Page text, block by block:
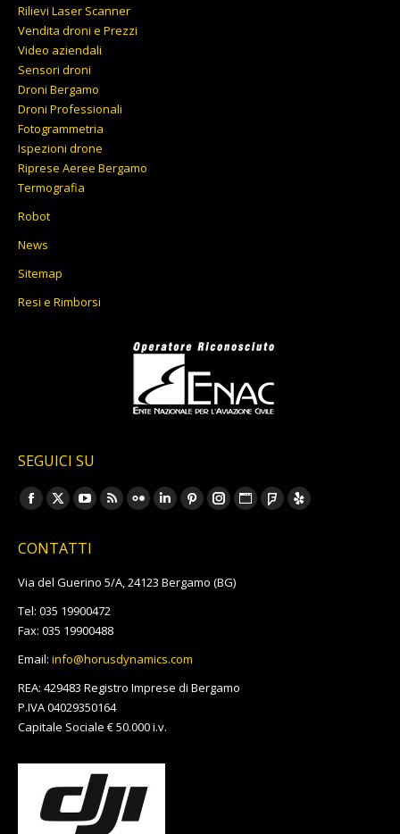
Rilievi Laser Scanner
Vendita droni e Prezzi
Video aziendali
Sensori droni
Droni Bergamo
Droni Professionali
Fotogrammetria
Ispezioni drone
Riprese Aeree Bergamo
Termografia
Robot
News
Sitemap
Resi e Rimborsi
SEGUICI SU
Ci puoi trovare su:
Facebook
opens
in
window
X
opens
in
window
YouTube
opens
in
window
Rss
in
window
Flickr
in
Linkedin
in
Pinterest
in
Instagram
in
Sito Foursquare
Yelp
CONTATTI
Via del Guerino 5/A, 24123 Bergamo (BG)
Tel: 035 19900472
Fax: 035 19900488
Email: info@horusdynamics.com
REA: 429483 Registro Imprese di Bergamo
P.IVA 04029350164
Capitale Sociale € 50.000 i.v.